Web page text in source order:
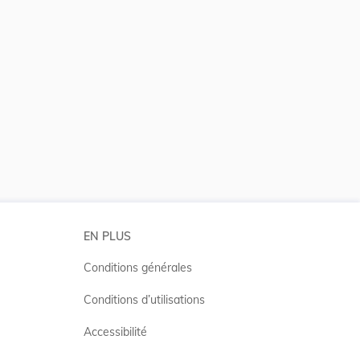
EN PLUS
Conditions générales
Conditions d’utilisations
Accessibilité